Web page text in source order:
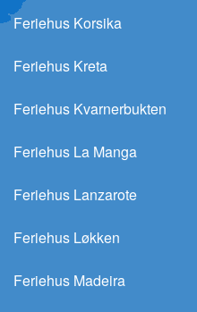
Feriehus Korsika
Feriehus Kreta
Feriehus Kvarnerbukten
Feriehus La Manga
Feriehus Lanzarote
Feriehus Løkken
Feriehus Madeira